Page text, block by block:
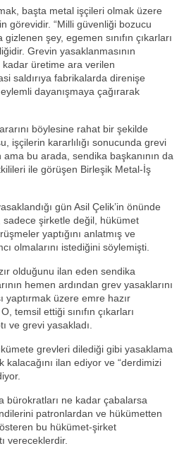
başta metal işçileri olmak üzere
görevidir. “Milli güvenliği bozucu
şey, egemen sınıfın çıkarları
Grevin yasaklanmasının
üretime ara verilen
saldırıya fabrikalarda direnişe
dayanışmaya çağırarak
böylesine rahat bir şekilde
işçilerin kararlılığı sonucunda grevi
bu arada, sendika başkanının da
ile görüşen Birleşik Metal-İş
gün Asil Çelik’in önünde
sadece şirketle değil, hükümet
yaptığını anlatmış ve
olmalarını istediğini söylemişti.
olduğunu ilan eden sendika
hemen ardından grev yasaklarını
yaptırmak üzere emre hazır
temsil ettiği sınıfın çıkarları
ve grevi yasakladı.
grevleri dilediği gibi yasaklama
kalacağını ilan ediyor ve “derdimizi
bürokratları ne kadar çabalarsa
patronlardan ve hükümetten
bu hükümet-şirket
vereceklerdir.